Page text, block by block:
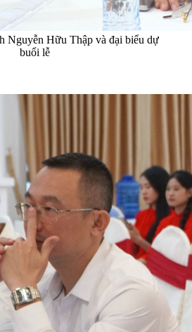
Nguyễn Hữu Thập và đại biểu dự
buổi lễ